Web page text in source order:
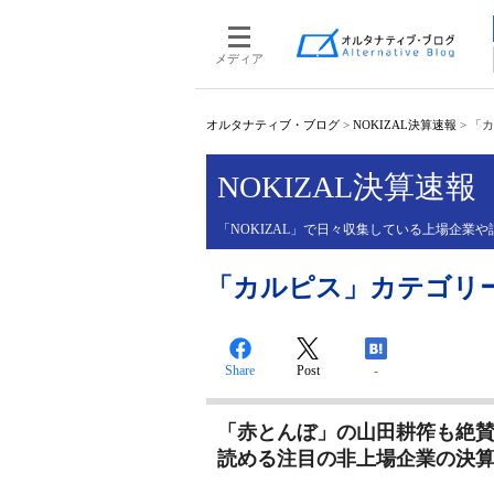
メディア
オルタナティブ・ブログ > NOKIZAL決算速報 > 「
NOKIZAL決算速報
「NOKIZAL」で日々収集している上場企業
「カルピス」カテゴリ
Share Post -
「赤とんぼ」の山田耕筰も絶
読める注目の非上場企業の決